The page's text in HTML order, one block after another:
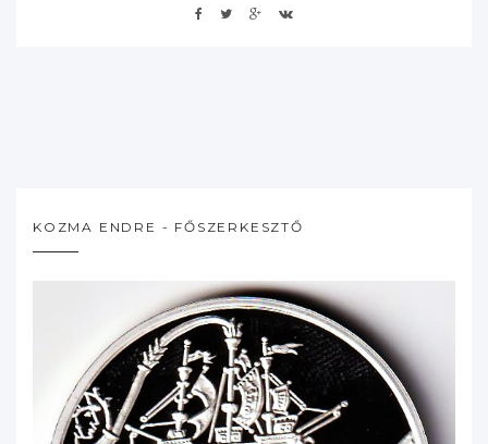
KOZMA ENDRE - FŐSZERKESZTŐ